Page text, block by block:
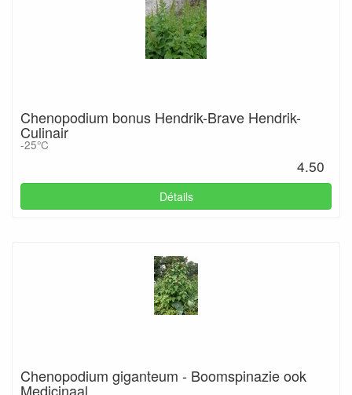
Chenopodium bonus Hendrik-Brave Hendrik-
Culinair
-25°C
4.50
Détails
Chenopodium giganteum - Boomspinazie ook
Medicinaal